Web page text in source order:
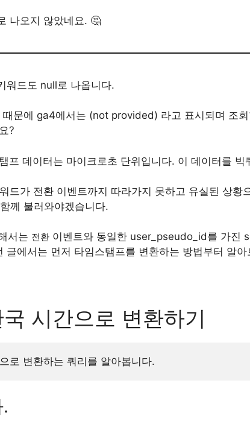
나오지 않았네요. 🤔
워드도 null로 나옵니다.
문에 ga4에서는 (not provided) 라고 표시되며 조
?
프 데이터는 마이크로초 단위입니다. 이 데이터를
드가 전환 이벤트까지 따라가지 못하고 유실된 상황
께 불러와야겠습니다.
서는 전환 이벤트와 동일한 user_pseudo_id를 가진
에서는 먼저 타임스탬프를 변환하는 방법부터 알
시간으로 변환하기
로 변환하는 쿼리를 알아봅니다.